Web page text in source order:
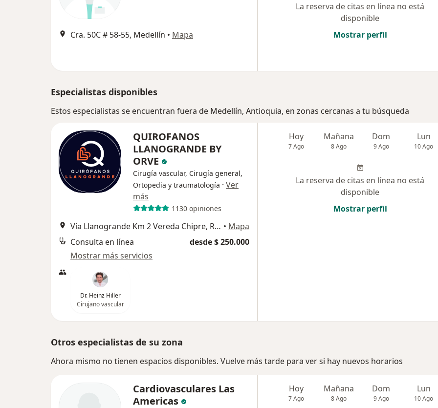
Cra. 50C # 58-55, Medellín • Mapa
La reserva de citas en línea no está
disponible
Mostrar perfil
Especialistas disponibles
Estos especialistas se encuentran fuera de Medellín, Antioquia, en zonas cercanas a tu búsqueda
QUIROFANOS
LLANOGRANDE BY
ORVE
Cirugía vascular, Cirugía general,
Ortopedia y traumatología · Ver
más
1130 opiniones
Vía Llanogrande Km 2 Vereda Chipre, Rionegro • Mapa
Consulta en línea
desde $ 250.000
Mostrar más servicios
Dr. Heinz Hiller
Cirujano vascular
Hoy
7 Ago
Mañana
8 Ago
Dom
9 Ago
Lun
10 Ago
La reserva de citas en línea no está
disponible
Mostrar perfil
Otros especialistas de su zona
Ahora mismo no tienen espacios disponibles. Vuelve más tarde para ver si hay nuevos horarios
Cardiovasculares Las
Americas
Hoy
7 Ago
Mañana
8 Ago
Dom
9 Ago
Lun
10 Ago